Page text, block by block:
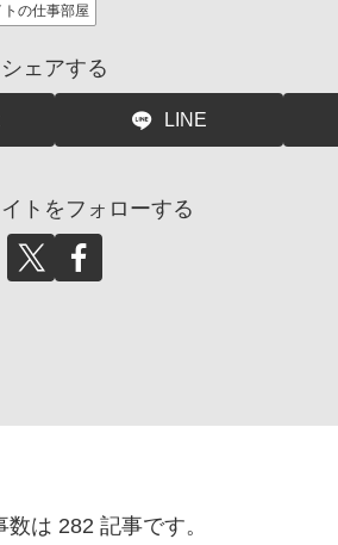
の仕事部屋
シェアする
LINE
トをフォローする
は 282 記事です。